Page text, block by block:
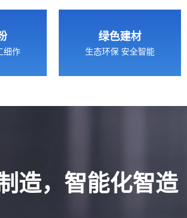
细作
绿色建材
生态环保 安全智能
造，智能化智造